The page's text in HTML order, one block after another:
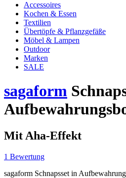
Accessoires
Kochen & Essen
Textilien
Übertöpfe & Pflanzgefäße
Möbel & Lampen
Outdoor
Marken
SALE
sagaform
Mit Aha-Effekt
1 Bewertung
sagaform Schnapsset in